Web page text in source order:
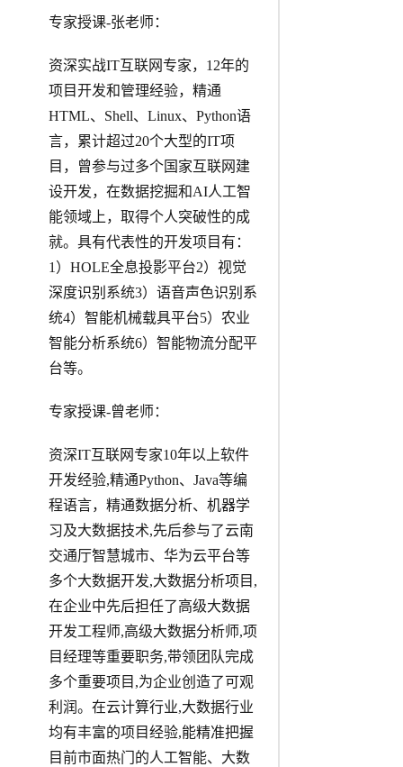
专家授课-张老师：
资深实战IT互联网专家，12年的
项目开发和管理经验，精通
HTML、Shell、Linux、Python语
言，累计超过20个大型的IT项
目，曾参与过多个国家互联网建
设开发，在数据挖掘和AI人工智
能领域上，取得个人突破性的成
就。具有代表性的开发项目有：
1）HOLE全息投影平台2）视觉
深度识别系统3）语音声色识别系
统4）智能机械载具平台5）农业
智能分析系统6）智能物流分配平
台等。
专家授课-曾老师：
资深IT互联网专家10年以上软件
开发经验,精通Python、Java等编
程语言，精通数据分析、机器学
习及大数据技术,先后参与了云南
交通厅智慧城市、华为云平台等
多个大数据开发,大数据分析项目,
在企业中先后担任了高级大数据
开发工程师,高级大数据分析师,项
目经理等重要职务,带领团队完成
多个重要项目,为企业创造了可观
利润。在云计算行业,大数据行业
均有丰富的项目经验,能精准把握
目前市面热门的人工智能、大数